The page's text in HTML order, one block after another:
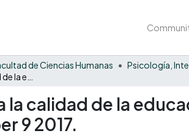
de Ciencias Humanas
la calidad de la
9 2017.